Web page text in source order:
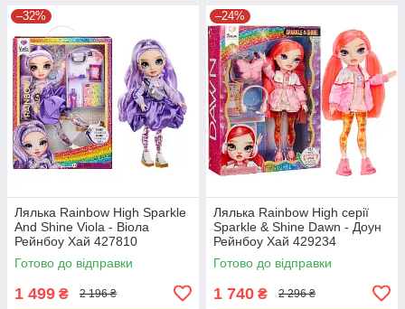
–32%
Лялька Rainbow High Sparkle
And Shine Viola - Віола
Рейнбоу Хай 427810
Готово до відправки
1 499 ₴ 2 196 ₴
–24%
Лялька Rainbow High серії
Sparkle & Shine Dawn - Доун
Рейнбоу Хай 429234
Готово до відправки
1 740 ₴ 2 296 ₴